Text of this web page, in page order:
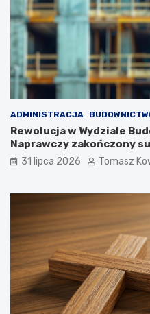
ADMINISTRACJA
Rewolucja w Wydziale
Naprawczy zakończony
31 lipca 2026 Tomasz